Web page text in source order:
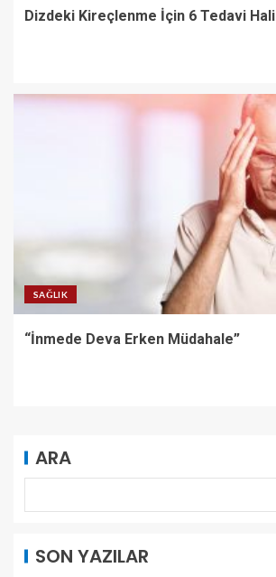
Dizdeki Kireçlenme İçin 6 Tedavi Hali
SAĞLIK
“İnmede Deva Erken Müdahale”
ARA
SON YAZILAR